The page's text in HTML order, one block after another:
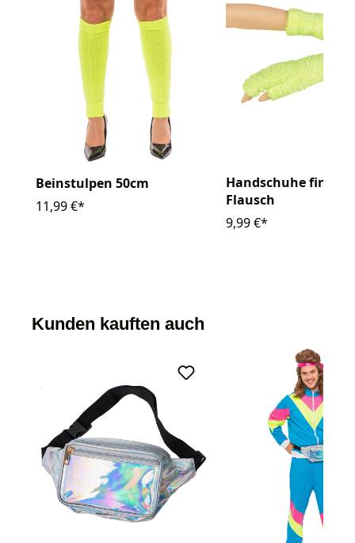
Beinstulpen 50cm
11,99 €*
Handschuhe
Flausch
9,99 €*
Kunden kauften auch